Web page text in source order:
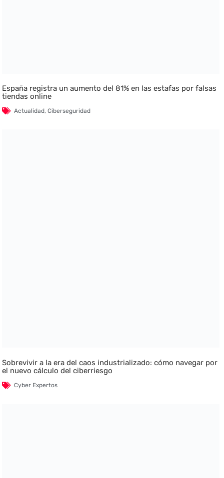
España registra un aumento del 81% en las estafas por falsas
tiendas online
Actualidad,Ciberseguridad
Sobrevivir a la era del caos industrializado: cómo navegar por
el nuevo cálculo del ciberriesgo
Cyber Expertos